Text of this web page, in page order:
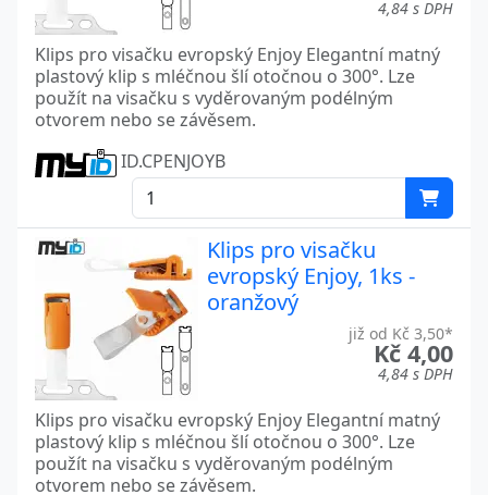
4,84 s DPH
Klips pro visačku evropský Enjoy Elegantní matný
plastový klip s mléčnou šlí otočnou o 300°. Lze
použít na visačku s vyděrovaným podélným
otvorem nebo se závěsem.
ID.CPENJOYB
Klips pro visačku
evropský Enjoy, 1ks -
oranžový
již od Kč 3,50*
Kč 4,00
4,84 s DPH
Klips pro visačku evropský Enjoy Elegantní matný
plastový klip s mléčnou šlí otočnou o 300°. Lze
použít na visačku s vyděrovaným podélným
otvorem nebo se závěsem.